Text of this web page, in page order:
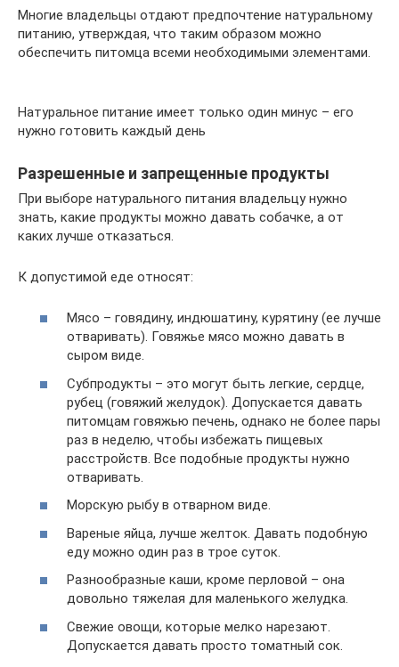
Многие владельцы отдают предпочтение натуральному
питанию, утверждая, что таким образом можно
обеспечить питомца всеми необходимыми элементами.
Натуральное питание имеет только один минус – его
нужно готовить каждый день
Разрешенные и запрещенные продукты
При выборе натурального питания владельцу нужно
знать, какие продукты можно давать собачке, а от
каких лучше отказаться.
К допустимой еде относят:
Мясо – говядину, индюшатину, курятину (ее лучше
отваривать). Говяжье мясо можно давать в
сыром виде.
Субпродукты – это могут быть легкие, сердце,
рубец (говяжий желудок). Допускается давать
питомцам говяжью печень, однако не более пары
раз в неделю, чтобы избежать пищевых
расстройств. Все подобные продукты нужно
отваривать.
Морскую рыбу в отварном виде.
Вареные яйца, лучше желток. Давать подобную
еду можно один раз в трое суток.
Разнообразные каши, кроме перловой – она
довольно тяжелая для маленького желудка.
Свежие овощи, которые мелко нарезают.
Допускается давать просто томатный сок.